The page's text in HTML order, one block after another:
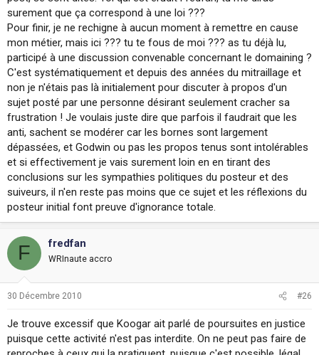
surement que ça correspond à une loi ???
Pour finir, je ne rechigne à aucun moment à remettre en cause
mon métier, mais ici ??? tu te fous de moi ??? as tu déjà lu,
participé à une discussion convenable concernant le domaining ?
C'est systématiquement et depuis des années du mitraillage et
non je n'étais pas là initialement pour discuter à propos d'un
sujet posté par une personne désirant seulement cracher sa
frustration ! Je voulais juste dire que parfois il faudrait que les
anti, sachent se modérer car les bornes sont largement
dépassées, et Godwin ou pas les propos tenus sont intolérables
et si effectivement je vais surement loin en en tirant des
conclusions sur les sympathies politiques du posteur et des
suiveurs, il n'en reste pas moins que ce sujet et les réflexions du
posteur initial font preuve d'ignorance totale.
F fredfan
WRInaute accro
30 Décembre 2010 #26
Je trouve excessif que Koogar ait parlé de poursuites en justice
puisque cette activité n'est pas interdite. On ne peut pas faire de